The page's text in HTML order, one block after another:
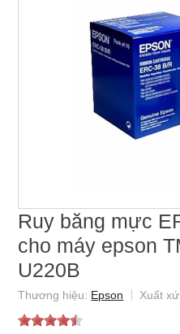
Ruy băng mực
cho máy epson
U220B
Epson